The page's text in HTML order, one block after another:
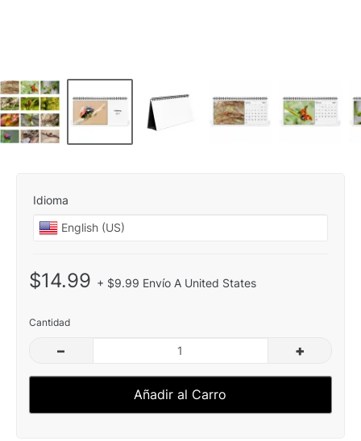
Idioma
$14.99 + $9.99 Envío A United States
Cantidad
– +
Añadir al Carro